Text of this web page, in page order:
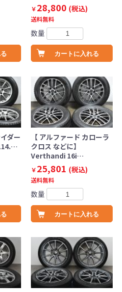
￥28,800 (税込)
送料無料
数量
カートに入れる
ダー
【 アルファード カローラ
クロス などに】
Verthandi 16i…
￥25,801 (税込)
送料無料
数量
カートに入れる